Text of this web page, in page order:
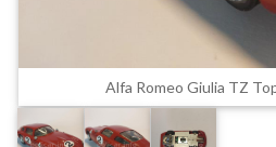
Alfa Romeo Giulia TZ